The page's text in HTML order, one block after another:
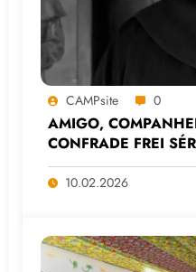
CAMPsite 0
AMIGO,
CONFRADE FREI
10.02.2026